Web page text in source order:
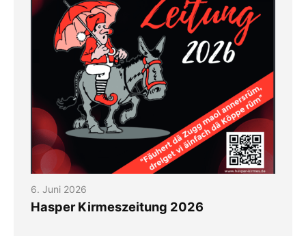
6. Juni 2026
Hasper Kirmeszeitung 2026